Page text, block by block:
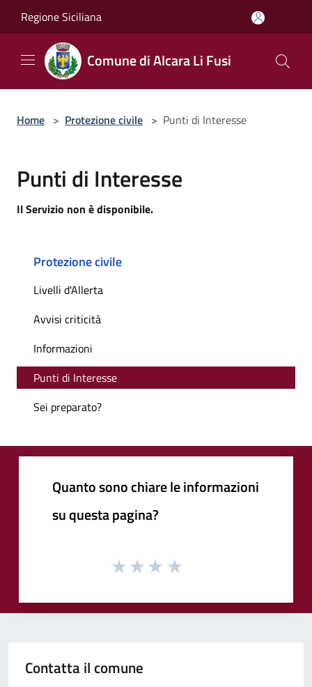
Regione Siciliana
Comune di Alcara Li Fusi
Home > Protezione civile > Punti di Interesse
Punti di Interesse
Il Servizio non è disponibile.
Protezione civile
Livelli d'Allerta
Avvisi criticità
Informazioni
Punti di Interesse
Sei preparato?
Quanto sono chiare le informazioni
su questa pagina?
Contatta il comune